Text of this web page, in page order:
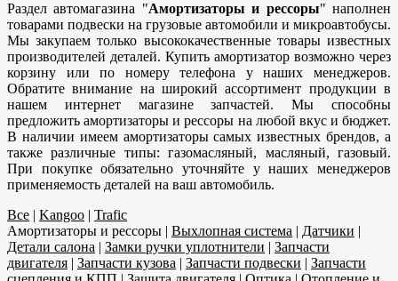
Раздел автомагазина "Амортизаторы и рессоры" наполнен
товарами подвески на грузовые автомобили и микроавтобусы.
Мы закупаем только высококачественные товары известных
производителей деталей. Купить амортизатор возможно через
корзину или по номеру телефона у наших менеджеров.
Обратите внимание на широкий ассортимент продукции в
нашем интернет магазине запчастей. Мы способны
предложить амортизаторы и рессоры на любой вкус и бюджет.
В наличии имеем амортизаторы самых известных брендов, а
также различные типы: газомасляный, масляный, газовый.
При покупке обязательно уточняйте у наших менеджеров
применяемость деталей на ваш автомобиль.
Все | Kangoo | Trafic
Амортизаторы и рессоры | Выхлопная система | Датчики |
Детали салона | Замки ручки уплотнители | Запчасти
двигателя | Запчасти кузова | Запчасти подвески | Запчасти